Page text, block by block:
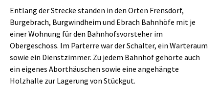
Entlang der Strecke standen in den Orten Frensdorf,
Burgebrach, Burgwindheim und Ebrach Bahnhöfe mit je
einer Wohnung für den Bahnhofsvorsteher im
Obergeschoss. Im Parterre war der Schalter, ein Warteraum
sowie ein Dienstzimmer. Zu jedem Bahnhof gehörte auch
ein eigenes Aborthäuschen sowie eine angehängte
Holzhalle zur Lagerung von Stückgut.